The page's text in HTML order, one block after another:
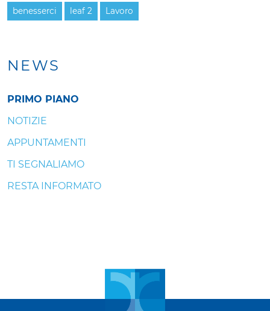
NEWS
PRIMO PIANO
NOTIZIE
APPUNTAMENTI
TI SEGNALIAMO
RESTA INFORMATO
benesserci leaf 2 Lavoro